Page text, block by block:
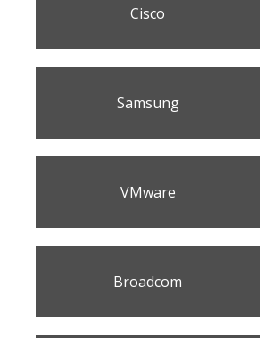
Cisco
Samsung
VMware
Broadcom